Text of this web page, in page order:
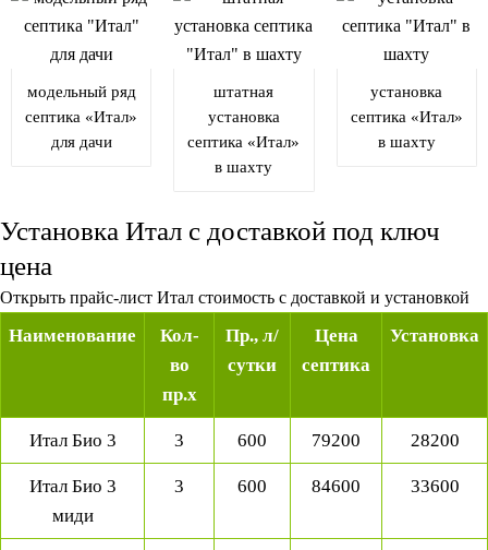
модельный ряд
септика «Итал»
для дачи
штатная
установка
септика «Итал»
в шахту
установка
септика «Итал»
в шахту
Установка Итал с доставкой под ключ
цена
Открыть прайс-лист Итал стоимость с доставкой и установкой
Наименование
Кол-
во
пр.х
Пр., л/
сутки
Цена
септика
Установка
Итал Био 3 3 600 79200 28200
Итал Био 3
миди
3 600 84600 33600